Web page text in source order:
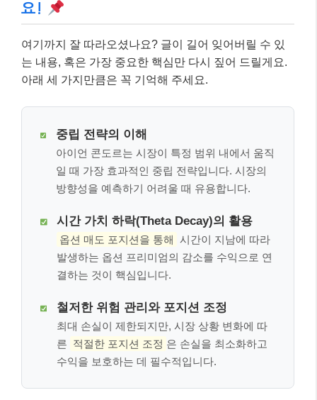
요!
여기까지 잘 따라오셨나요? 글이 길어 잊어버릴 수 있
는 내용, 혹은 가장 중요한 핵심만 다시 짚어 드릴게요.
아래 세 가지만큼은 꼭 기억해 주세요.
중립 전략의 이해
아이언 콘도르는 시장이 특정 범위 내에서 움직
일 때 가장 효과적인 중립 전략입니다. 시장의
방향성을 예측하기 어려울 때 유용합니다.
시간 가치 하락(Theta Decay)의 활용
옵션 매도 포지션을 통해 시간이 지남에 따라
발생하는 옵션 프리미엄의 감소를 수익으로 연
결하는 것이 핵심입니다.
철저한 위험 관리와 포지션 조정
최대 손실이 제한되지만, 시장 상황 변화에 따
른 적절한 포지션 조정 은 손실을 최소화하고
수익을 보호하는 데 필수적입니다.